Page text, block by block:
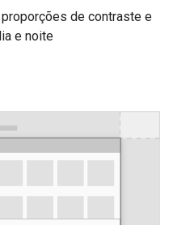
de contraste e
e noite